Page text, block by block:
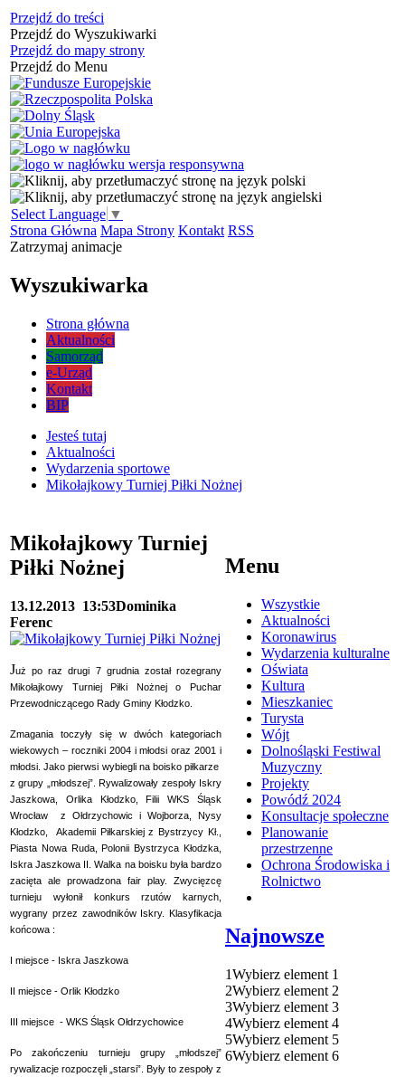
Przejdź do treści
Przejdź do Wyszukiwarki
Przejdź do mapy strony
Przejdź do Menu
Select Language ▼
Strona Główna Mapa Strony Kontakt RSS
Zatrzymaj animacje
Wyszukiwarka
Strona główna
Aktualności
Samorząd
e-Urząd
Kontakt
BIP
Jesteś tutaj
Aktualności
Wydarzenia sportowe
Mikołajkowy Turniej Piłki Nożnej
Mikołajkowy Turniej
Piłki Nożnej
13.12.2013 13:53Dominika
Ferenc
Już po raz drugi 7 grudnia został rozegrany
Mikołajkowy Turniej Piłki Nożnej o Puchar
Przewodniczącego Rady Gminy Kłodzko.
Zmagania toczyły się w dwóch kategoriach
wiekowych – roczniki 2004 i młodsi oraz 2001 i
młodsi. Jako pierwsi wybiegli na boisko piłkarze
z grupy „młodszej”. Rywalizowały zespoły Iskry
Jaszkowa, Orlika Kłodzko, Filii WKS Śląsk
Wrocław z Ołdrzychowic i Wojborza, Nysy
Kłodzko, Akademii Piłkarskiej z Bystrzycy Kł.,
Piasta Nowa Ruda, Polonii Bystrzyca Kłodzka,
Iskra Jaszkowa II. Walka na boisku była bardzo
zacięta ale prowadzona fair play. Zwycięzcę
turnieju wyłonił konkurs rzutów karnych,
wygrany przez zawodników Iskry. Klasyfikacja
końcowa :
I miejsce - Iskra Jaszkowa
II miejsce - Orlik Kłodzko
III miejsce - WKS Śląsk Ołdrzychowice
Po zakończeniu turnieju grupy „młodszej”
rywalizacje rozpoczęli „starsi”. Były to zespoły z
Menu
Wszystkie
Aktualności
Koronawirus
Wydarzenia kulturalne
Oświata
Kultura
Mieszkaniec
Turysta
Wójt
Dolnośląski Festiwal
Muzyczny
Projekty
Powódź 2024
Konsultacje społeczne
Planowanie
przestrzenne
Ochrona Środowiska i
Rolnictwo
Najnowsze
1Wybierz element 1
2Wybierz element 2
3Wybierz element 3
4Wybierz element 4
5Wybierz element 5
6Wybierz element 6